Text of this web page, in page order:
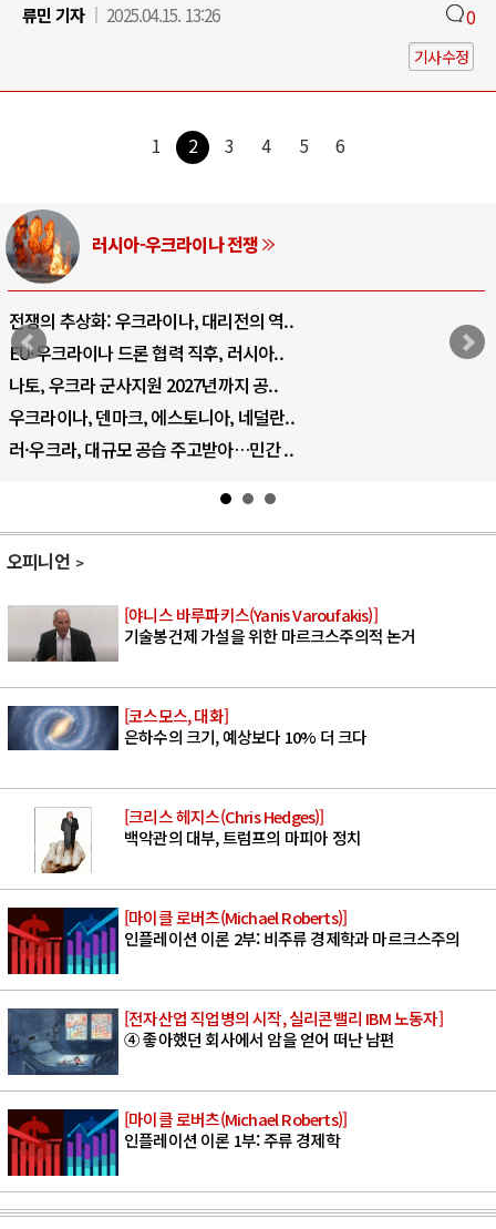
류민 기자
2025.04.15. 13:26 0
기사수정
1 2 3 4 5 6
러시아-우크라이나 전쟁
전쟁의 추상화: 우크라이나, 대리전의 역..
EU·우크라이나 드론 협력 직후, 러시아..
나토, 우크라 군사지원 2027년까지 공..
우크라이나, 덴마크, 에스토니아, 네덜란..
러·우크라, 대규모 공습 주고받아…민간 ..
오피니언
[야니스 바루파키스(Yanis Varoufakis)]
기술봉건제 가설을 위한 마르크스주의적 논거
[코스모스, 대화]
은하수의 크기, 예상보다 10% 더 크다
[크리스 헤지스(Chris Hedges)]
백악관의 대부, 트럼프의 마피아 정치
[마이클 로버츠(Michael Roberts)]
인플레이션 이론 2부: 비주류 경제학과 마르크스주의
[전자산업 직업병의 시작, 실리콘밸리 IBM 노동자]
④ 좋아했던 회사에서 암을 얻어 떠난 남편
[마이클 로버츠(Michael Roberts)]
인플레이션 이론 1부: 주류 경제학